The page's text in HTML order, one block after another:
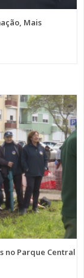
Mais
no Parque Central